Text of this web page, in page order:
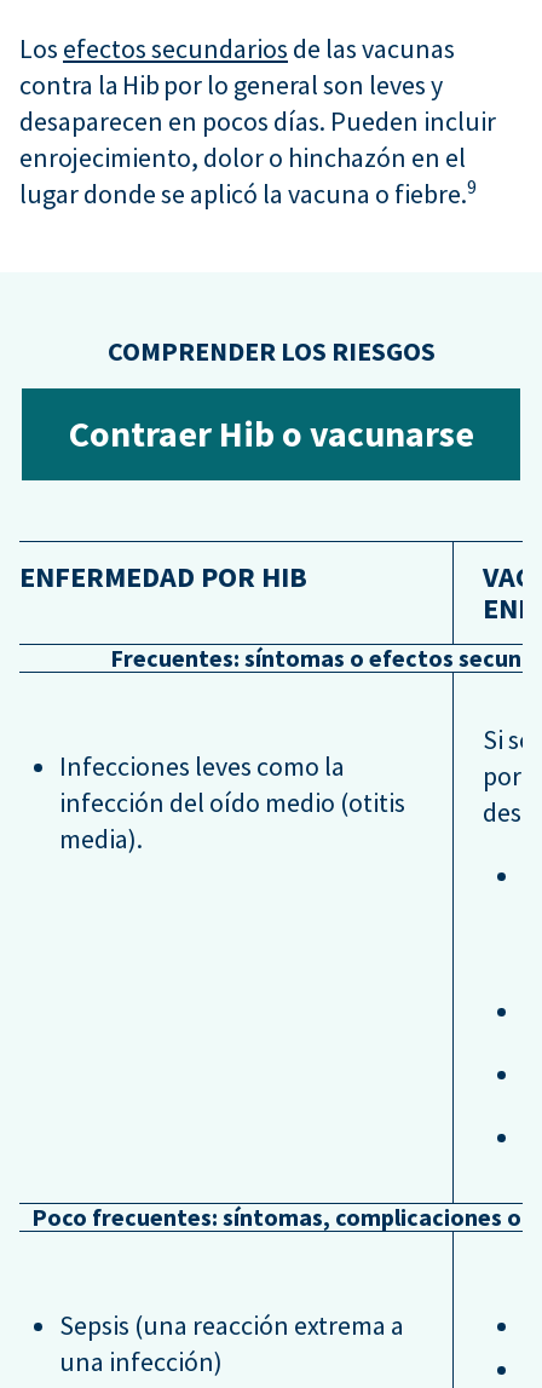
Los efectos secundarios de las vacunas
contra la Hib por lo general son leves y
desaparecen en pocos días. Pueden incluir
enrojecimiento, dolor o hinchazón en el
lugar donde se aplicó la vacuna o fiebre.9
COMPRENDER LOS RIESGOS
Contraer Hib o vacunarse
ENFERMEDAD POR HIB
Frecuentes: síntomas o efectos
Infecciones leves como la
infección del oído medio (otitis
media).
Si
por
Poco frecuentes: síntomas, complicaciones o
Sepsis (una reacción extrema a
una infección)